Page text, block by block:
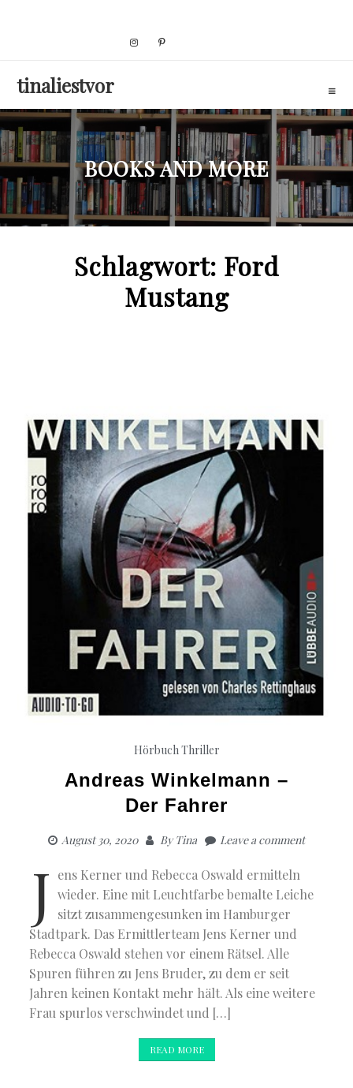
tinaliestvor
BOOKS AND MORE
Schlagwort: Ford
Mustang
Hörbuch Thriller
Andreas Winkelmann –
Der Fahrer
August 30, 2020 ByTina Leave a comment
J ens Kerner und Rebecca Oswald ermitteln
wieder. Eine mit Leuchtfarbe bemalte Leiche
sitzt zusammengesunken im Hamburger
Stadtpark. Das Ermittlerteam Jens Kerner und
Rebecca Oswald stehen vor einem Rätsel. Alle
Spuren führen zu Jens Bruder, zu dem er seit
Jahren keinen Kontakt mehr hält. Als eine weitere
Frau spurlos verschwindet und […]
READ MORE